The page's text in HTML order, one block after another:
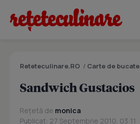
Reteteculinare.RO / Carte de bucate
Sandwich Gustacios
Rețetă de monica
Publicat: 27 Septembrie 2010, 03:11